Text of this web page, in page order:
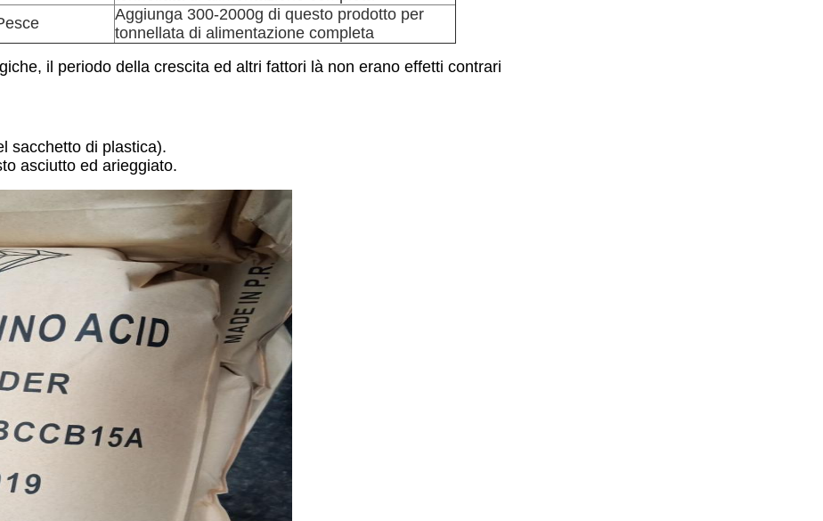
Aggiunga 300-2000g di questo prodotto per
tonnellata di alimentazione completa
il periodo della crescita ed altri fattori là non erano effetti contrari
sacchetto di plastica).
asciutto ed arieggiato.